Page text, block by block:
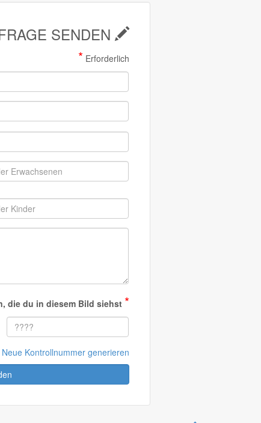
SENDEN
* Erforderlich
die du in diesem Bild siehst *
Kontrollnummer generieren